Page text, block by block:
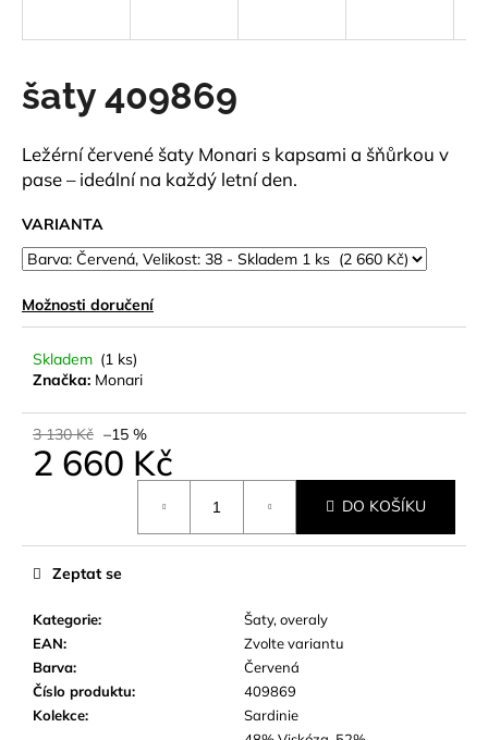
šaty 409869
Ležérní červené šaty Monari s kapsami a šňůrkou v
pase – ideální na každý letní den.
VARIANTA
Možnosti doručení
Skladem (1 ks)
Značka: Monari
3 130 Kč –15 %
2 660 Kč
DO KOŠÍKU
Kategorie:
Šaty, overaly
EAN:
Zvolte variantu
Barva:
Červená
Číslo produktu:
409869
Kolekce:
Sardinie
Zeptat se
í
t
?
HLEDAT
D
o
o
j
e
m
e